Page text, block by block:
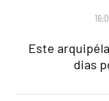
Este
dias